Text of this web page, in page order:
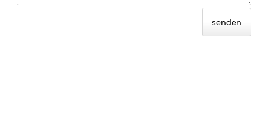
senden